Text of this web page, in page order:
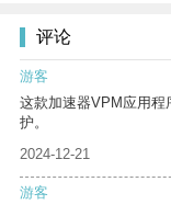
评论
游客
这款加速器VPM应用程
护。
2024-12-21
游客